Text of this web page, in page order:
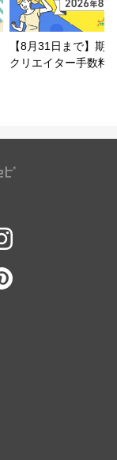
【8月31日まで】期
クリエイター手数料